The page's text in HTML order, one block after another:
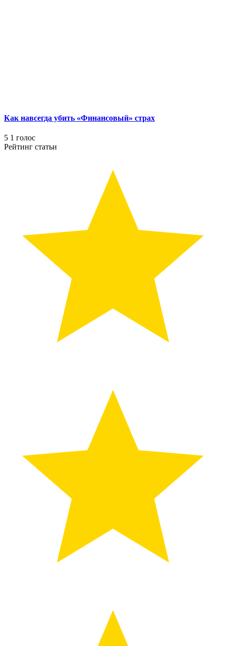
Как навсегда убить «Финансовый» страх
5 1 голос
Рейтинг статьи